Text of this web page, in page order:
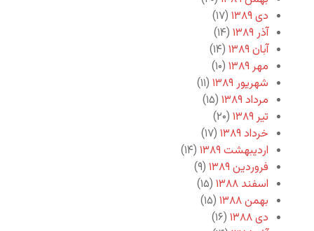
دی ۱۳۸۹
(۱۷)
آذر ۱۳۸۹
(۱۴)
آبان ۱۳۸۹
(۱۴)
مهر ۱۳۸۹
(۱۰)
شهریور ۱۳۸۹
(۱۱)
مرداد ۱۳۸۹
(۱۵)
تیر ۱۳۸۹
(۲۰)
خرداد ۱۳۸۹
(۱۷)
اردیبهشت ۱۳۸۹
(۱۴)
فروردین ۱۳۸۹
(۹)
اسفند ۱۳۸۸
(۱۵)
بهمن ۱۳۸۸
(۱۵)
دی ۱۳۸۸
(۱۶)